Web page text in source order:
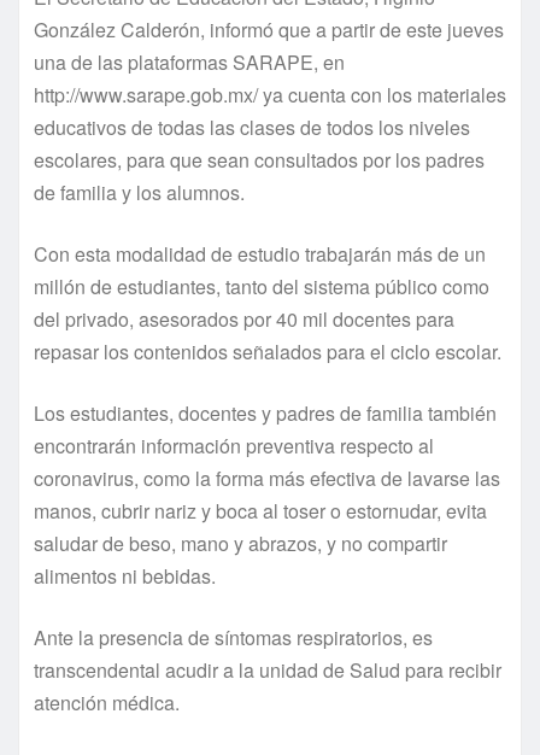
González Calderón, informó que a partir de este jueves
una de las plataformas SARAPE, en
http://www.sarape.gob.mx/ ya cuenta con los materiales
educativos de todas las clases de todos los niveles
escolares, para que sean consultados por los padres
de familia y los alumnos.
Con esta modalidad de estudio trabajarán más de un
millón de estudiantes, tanto del sistema público como
del privado, asesorados por 40 mil docentes para
repasar los contenidos señalados para el ciclo escolar.
Los estudiantes, docentes y padres de familia también
encontrarán información preventiva respecto al
coronavirus, como la forma más efectiva de lavarse las
manos, cubrir nariz y boca al toser o estornudar, evita
saludar de beso, mano y abrazos, y no compartir
alimentos ni bebidas.
Ante la presencia de síntomas respiratorios, es
transcendental acudir a la unidad de Salud para recibir
atención médica.